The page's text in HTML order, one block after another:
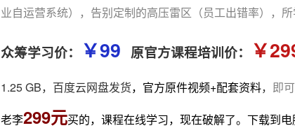
业自运营系统），告别定制的高压雷区（员工出错率），所
众筹学习价： ￥99 原官方课程培训价： ￥
1.25 GB，百度云网盘发货， 官方原件视频+配套资料， 即
老李299元买的，课程在线学习，现在破解了。下载到电